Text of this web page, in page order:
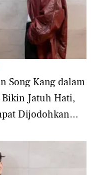
Song Kang dalam
Jatuh Hati,
Dijodohkan